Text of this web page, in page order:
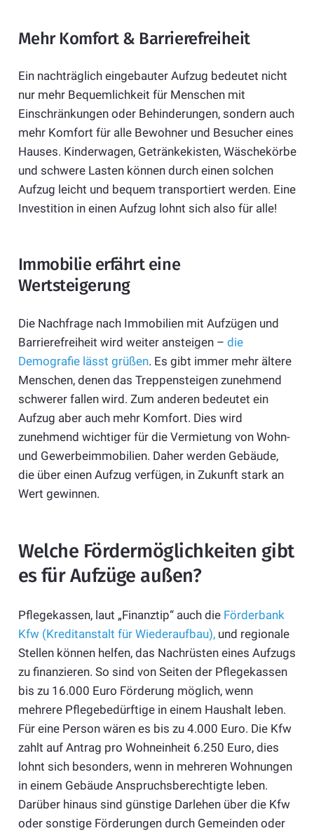
Mehr Komfort & Barrierefreiheit
Ein nachträglich eingebauter Aufzug bedeutet nicht
nur mehr Bequemlichkeit für Menschen mit
Einschränkungen oder Behinderungen, sondern auch
mehr Komfort für alle Bewohner und Besucher eines
Hauses. Kinderwagen, Getränkekisten, Wäschekörbe
und schwere Lasten können durch einen solchen
Aufzug leicht und bequem transportiert werden. Eine
Investition in einen Aufzug lohnt sich also für alle!
Immobilie erfährt eine
Wertsteigerung
Die Nachfrage nach Immobilien mit Aufzügen und
Barrierefreiheit wird weiter ansteigen – die
Demografie lässt grüßen. Es gibt immer mehr ältere
Menschen, denen das Treppensteigen zunehmend
schwerer fallen wird. Zum anderen bedeutet ein
Aufzug aber auch mehr Komfort. Dies wird
zunehmend wichtiger für die Vermietung von Wohn-
und Gewerbeimmobilien. Daher werden Gebäude,
die über einen Aufzug verfügen, in Zukunft stark an
Wert gewinnen.
Welche Fördermöglichkeiten gibt
es für Aufzüge außen?
Pflegekassen, laut „Finanztip“ auch die Förderbank
Kfw (Kreditanstalt für Wiederaufbau),und regionale
Stellen können helfen, das Nachrüsten eines Aufzugs
zu finanzieren. So sind von Seiten der Pflegekassen
bis zu 16.000 Euro Förderung möglich, wenn
mehrere Pflegebedürftige in einem Haushalt leben.
Für eine Person wären es bis zu 4.000 Euro. Die Kfw
zahlt auf Antrag pro Wohneinheit 6.250 Euro, dies
lohnt sich besonders, wenn in mehreren Wohnungen
in einem Gebäude Anspruchsberechtigte leben.
Darüber hinaus sind günstige Darlehen über die Kfw
oder sonstige Förderungen durch Gemeinden oder